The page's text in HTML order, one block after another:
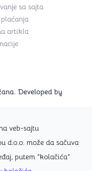
veb-sajtu
d.o.o. može da sačuva
putem "kolačića"
Developed by
sa sajta
artikla